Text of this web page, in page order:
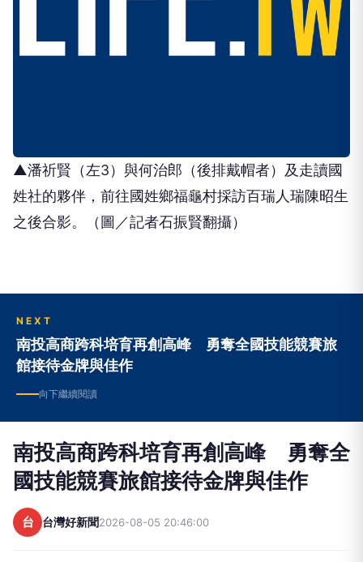
▲潘祈賢（左3）與何治郎（後排戴帽者）及走讀國
姓社的夥伴，前往國姓鄉福龜村採訪百瑞人瑞陳昭生
之後合影。（圖／記者石振賢翻攝）
NEXT
南投高商跨科培育再創高峰 勇奪全國技能競賽旅
館接待金牌與佳作
向下繼續閱讀
南投高商跨科培育再創高峰 勇奪全
國技能競賽旅館接待金牌與佳作
台 台灣好新聞2026-08-05 20:46:00